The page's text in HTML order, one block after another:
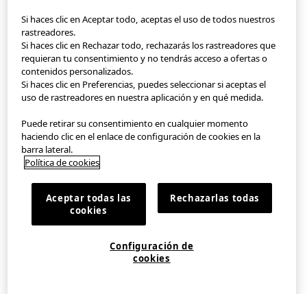
StyleHint App
Condiciones de uso
Política de privacidad
Contacto
Descripción de la compañia
Configuración de cookies
Si haces clic en Aceptar todo, aceptas el uso de todos nuestros
rastreadores.
Si haces clic en Rechazar todo, rechazarás los rastreadores que
requieran tu consentimiento y no tendrás acceso a ofertas o
contenidos personalizados.
Si haces clic en Preferencias, puedes seleccionar si aceptas el
uso de rastreadores en nuestra aplicación y en qué medida.
Puede retirar su consentimiento en cualquier momento
haciendo clic en el enlace de configuración de cookies en la
barra lateral.
Política de cookies
Aceptar todas las
cookies
Rechazarlas todas
Configuración de
cookies